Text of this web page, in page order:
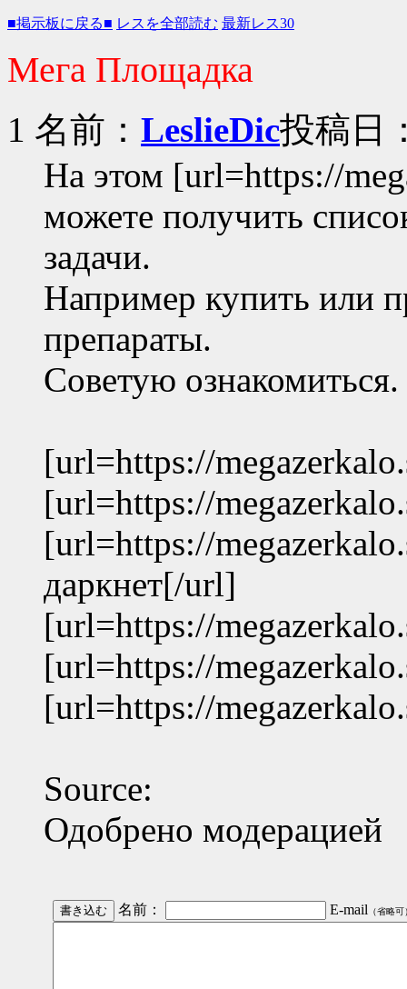
■掲示板に戻る■ レスを全部読む 最新レス30
Мега Площадка
1 名前： LeslieDic投稿日
На этом [url=https://
можете получить
задачи.
Например купить или
препараты.
Советую ознакомиться.
[url=https://
[url=https://
[url=https://
даркнет[/url]
[url=https://
[url=https://
[url=https://
Source:
Одобрено модерацией
名前： E-mail （省略可